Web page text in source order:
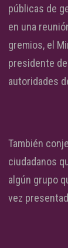
públicas de
en una
gremios, el
presidente
autoridades
También
ciudadanos
algún grupo
vez